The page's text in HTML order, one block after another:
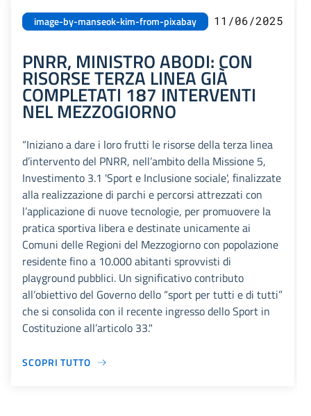
image-by-manseok-kim-from-pixabay 11/06/2025
PNRR, MINISTRO ABODI: CON
RISORSE TERZA LINEA GIÀ
COMPLETATI 187 INTERVENTI
NEL MEZZOGIORNO
“Iniziano a dare i loro frutti le risorse della terza linea
d’intervento del PNRR, nell’ambito della Missione 5,
Investimento 3.1 'Sport e Inclusione sociale', finalizzate
alla realizzazione di parchi e percorsi attrezzati con
l’applicazione di nuove tecnologie, per promuovere la
pratica sportiva libera e destinate unicamente ai
Comuni delle Regioni del Mezzogiorno con popolazione
residente fino a 10.000 abitanti sprovvisti di
playground pubblici. Un significativo contributo
all’obiettivo del Governo dello “sport per tutti e di tutti”
che si consolida con il recente ingresso dello Sport in
Costituzione all’articolo 33."
SCOPRI TUTTO